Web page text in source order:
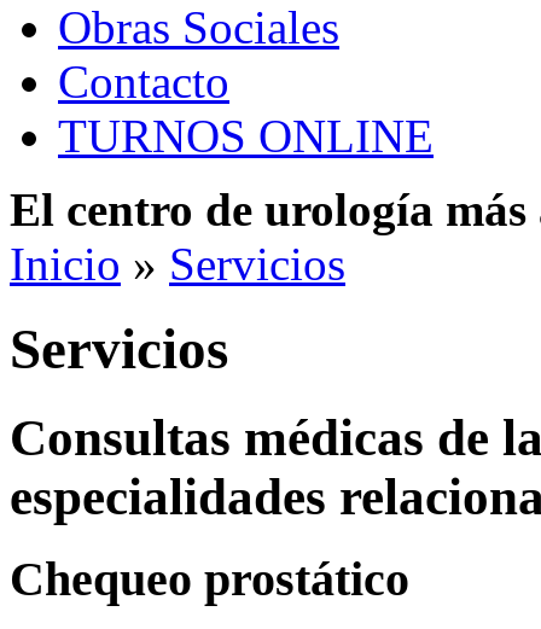
Obras Sociales
Contacto
TURNOS ONLINE
El centro de urología
Inicio » Servicios
Servicios
Consultas médicas de
especialidades
Chequeo prostático